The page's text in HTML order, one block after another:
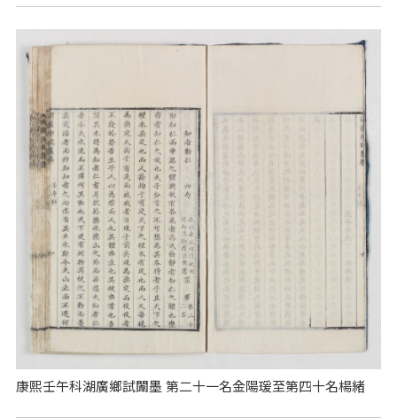
康熙壬午科湖廣鄉試闈墨 第二十一名金陽瑗至第四十名楊緒